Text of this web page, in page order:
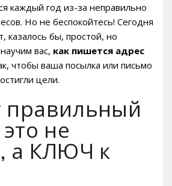
каждый год из-за неправильно
Но не беспокойтесь! Сегодня
казалось бы, простой, но
вас, как пишется адрес
чтобы ваша посылка или письмо
цели.
правильный
не
а КЛЮЧ к